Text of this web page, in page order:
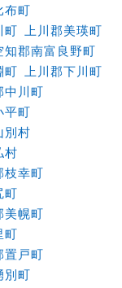
布町
町
上川郡美瑛町
知郡南富良野町
町
上川郡下川町
中川町
平町
別村
村
枝幸町
町
美幌町
町
置戸町
別町